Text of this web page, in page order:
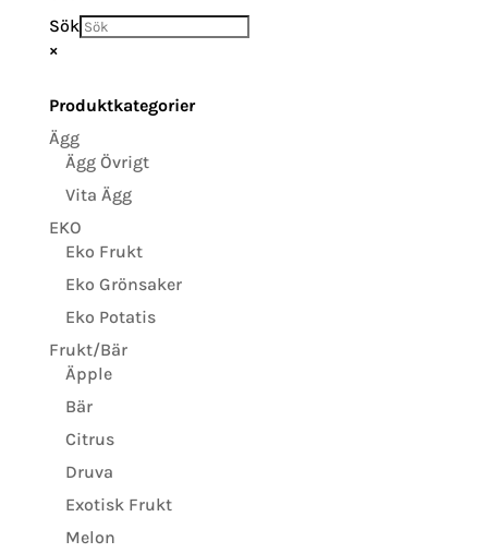
Sök
×
Produktkategorier
Ägg
Ägg Övrigt
Vita Ägg
EKO
Eko Frukt
Eko Grönsaker
Eko Potatis
Frukt/Bär
Äpple
Bär
Citrus
Druva
Exotisk Frukt
Melon